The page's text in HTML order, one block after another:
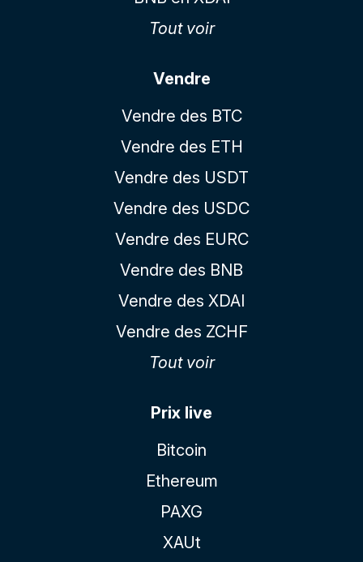
Tout voir
Vendre
Vendre des BTC
Vendre des ETH
Vendre des USDT
Vendre des USDC
Vendre des EURC
Vendre des BNB
Vendre des XDAI
Vendre des ZCHF
Tout voir
Prix live
Bitcoin
Ethereum
PAXG
XAUt